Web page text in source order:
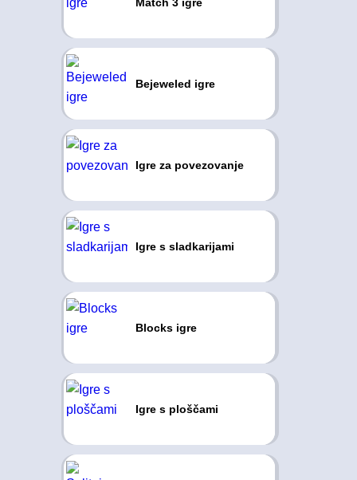
Bejeweled igre
Igre za povezovanje
Igre s sladkarijami
Blocks igre
Igre s ploščami